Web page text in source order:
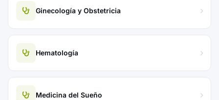
Ginecología y Obstetricia
Hematología
Medicina del Sueño